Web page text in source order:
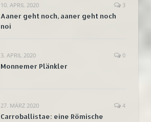
10. APRIL 2020 3
Aaner geht noch, aaner geht noch
noi
3. APRIL 2020 0
Monnemer Plänkler
27. MÄRZ 2020 4
Carroballistae: eine Römische